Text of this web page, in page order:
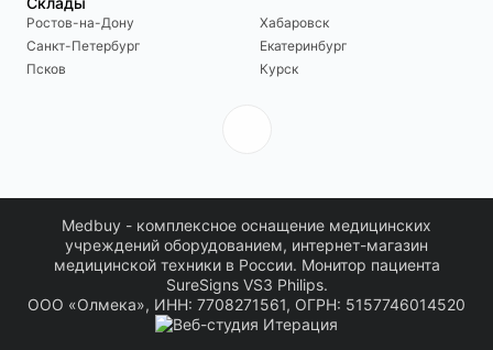
Ростов-на-Дону
Санкт-Петербург
Псков
Хабаровск
Екатеринбург
Курск
Medbuy - комплексное оснащение медицинских
учреждений оборудованием, интернет-магазин
медицинской техники в России. Монитор пациента
SureSigns VS3 Philips.
ООО «Олмека», ИНН: 7708271561, ОГРН: 5157746014520